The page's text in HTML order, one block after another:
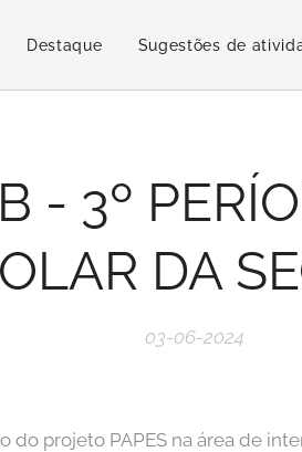
Destaque Sugestões de
- 3º
DA
03-06-2024
projeto PAPES na área de